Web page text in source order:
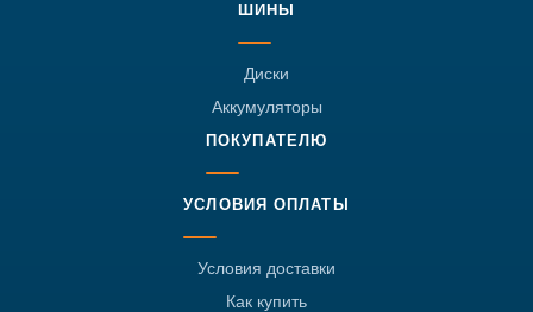
ШИНЫ
Диски
Аккумуляторы
ПОКУПАТЕЛЮ
УСЛОВИЯ ОПЛАТЫ
Условия доставки
Как купить